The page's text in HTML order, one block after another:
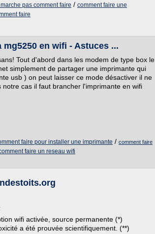
pas comment faire / comment faire une
faire
en wifi - Astuces ...
Tout d'abord dans les modem de type box le
simplement de partager une imprimante qui
usb ) on peut laisser ce mode désactiver il ne
cas il faut brancher l'imprimante en wifi
faire pour installer une imprimante / comment faire
faire un reseau wifi
wifi activée, source permanente (*)
a été prouvée scientifiquement. (**)